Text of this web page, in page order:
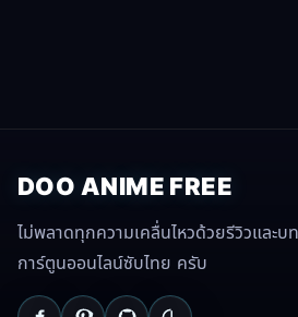
DOO ANIME FREE
ไม่พลาดทุกความเคลื่นไหวด้วยรีวิวและ
การ์ตูนออนไลน์ซับไทย ครับ